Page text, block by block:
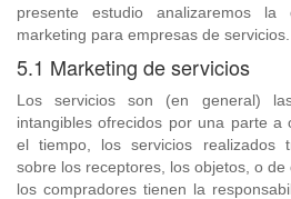
presente estudio analizaremos
marketing para empresas de servicios.
5.1 Marketing de servicios
Los servicios son (en general)
intangibles ofrecidos por una parte a
el tiempo, los servicios realizados
sobre los receptores, los objetos, o
los compradores tienen la